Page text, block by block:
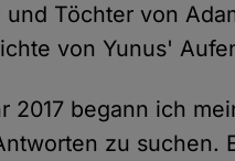
und Töchter von
von Yunus'
2017 begann ich
zu suchen.